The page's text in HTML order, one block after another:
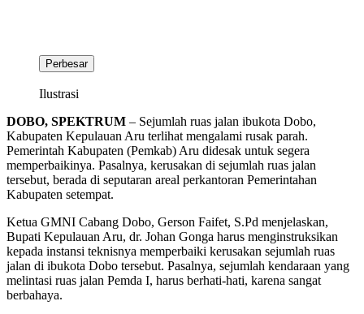
Perbesar
Ilustrasi
DOBO, SPEKTRUM – Sejumlah ruas jalan ibukota Dobo,
Kabupaten Kepulauan Aru terlihat mengalami rusak parah.
Pemerintah Kabupaten (Pemkab) Aru didesak untuk segera
memperbaikinya. Pasalnya, kerusakan di sejumlah ruas jalan
tersebut, berada di seputaran areal perkantoran Pemerintahan
Kabupaten setempat.
Ketua GMNI Cabang Dobo, Gerson Faifet, S.Pd menjelaskan,
Bupati Kepulauan Aru, dr. Johan Gonga harus menginstruksikan
kepada instansi teknisnya memperbaiki kerusakan sejumlah ruas
jalan di ibukota Dobo tersebut. Pasalnya, sejumlah kendaraan yang
melintasi ruas jalan Pemda I, harus berhati-hati, karena sangat
berbahaya.